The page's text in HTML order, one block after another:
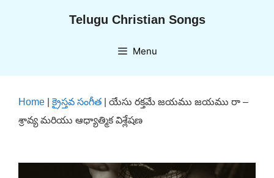
Telugu Christian Songs
Menu
Home క్రైస్తవ సంగీత
యేసు రక్తమే జయము జయము రా –
శ్రావ్య మరియు ఆధ్యాత్మిక విశ్లేషణ